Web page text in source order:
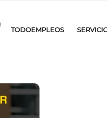
TODOEMPLEOS